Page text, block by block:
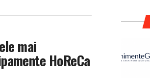
mai
HoReCa